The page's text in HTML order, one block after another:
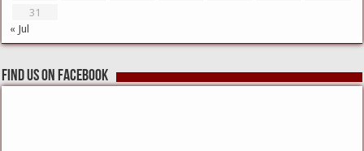
31
« Jul
Find us on Facebook